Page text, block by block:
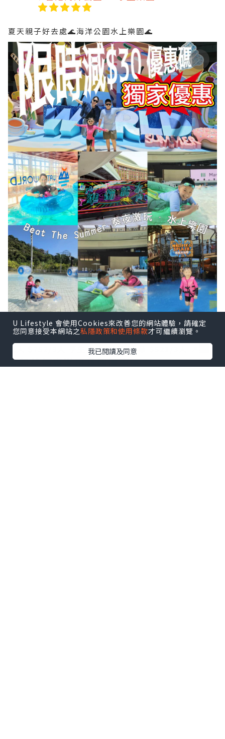
夏天親子好去處🌊海洋公園水上樂園🌊
➖️➖️➖️ 🌍Trip.com 香港平台做緊［3人同行優惠價］
成人 $752/3人
學生 $521/3人 小童 $521/3人
獨
家粉絲優惠🌟用我個優惠碼：
U Lifestyle 會使用Cookies來改善您的網站體驗，請確定
您同意接受本網站之私隱政策和使用條款才可繼續瀏覽。
我已閱讀及同意